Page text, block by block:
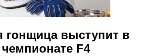
гонщица выступит в
F4